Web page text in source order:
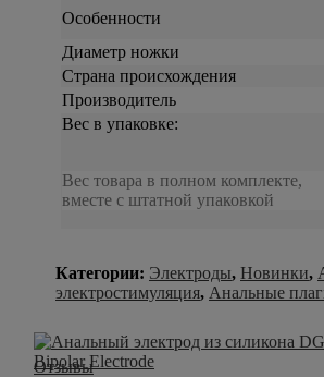
Особенности
Диаметр ножки
Страна происхождения
Производитель
Вес в упаковке:
Вес товара в полном комплекте,
вместе с штатной упаковкой
Категории: Электроды, Новинки,
электростимуляция, Анальные
Отзывы